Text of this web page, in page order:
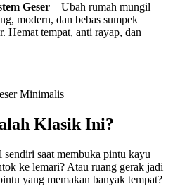
Geser – Ubah rumah mungil
modern, dan bebas sumpek
Hemat tempat, anti rayap, dan
Klasik Ini?
sendiri saat membuka pintu kayu
ke lemari? Atau ruang gerak jadi
yang memakan banyak tempat?